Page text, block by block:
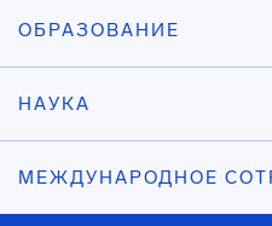
ОБРАЗОВАНИЕ
НАУКА
МЕЖДУНАРОДНОЕ